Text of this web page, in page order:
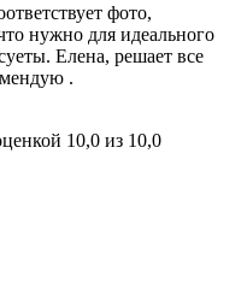
фото,
нужно для идеального
Елена, решает все
.
10,0 из 10,0